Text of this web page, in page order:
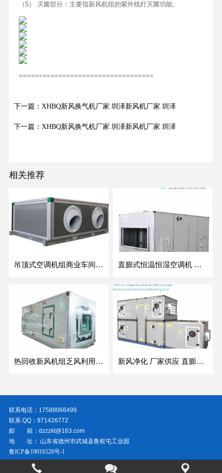
（5） 灭菌部分：主要指新风机组的紫外线灯灭菌功能。
==================================
下一篇：XHBQ新风换气机厂家 圳泽新风机厂家 圳泽
下一篇：XHBQ新风换气机厂家 圳泽新风机厂家 圳泽
相关推荐
吊顶式空调机组商业车间防爆新风空调器射流冷暖机组 直膨式恒温恒湿空调机 厂家生产全新风组合式空调机组 变频商用家用天花机 厂家直供
热回收新风机组乏风利用换热 矿井组合式防爆净化空调机组 新风净化 厂家供应 直膨式空调机组 按需定制 组合式空气处理机
联系电话：17588066499
联系 QQ：971426772
邮 箱：dzzzkt@163.com
地 址： 山东省德州市武城县鲁权屯工业园
鲁ICP备19016528号-1